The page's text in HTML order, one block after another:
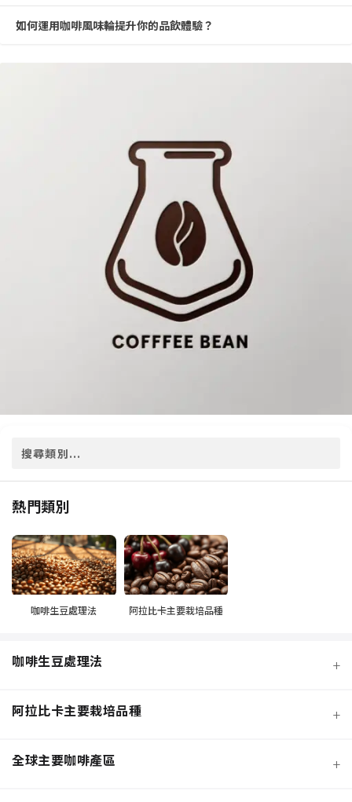
如何運用咖啡風味輪提升你的品飲體驗？
熱門類別
咖啡生豆處理法 阿拉比卡主要栽培品種
咖啡生豆處理法 +
阿拉比卡主要栽培品種 +
全球主要咖啡產區 +